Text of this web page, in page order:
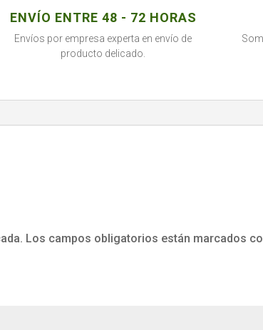
ENVÍO ENTRE 48 - 72 HORAS
Envíos por empresa experta en envío de
producto delicado.
Los campos obligatorios están marcados